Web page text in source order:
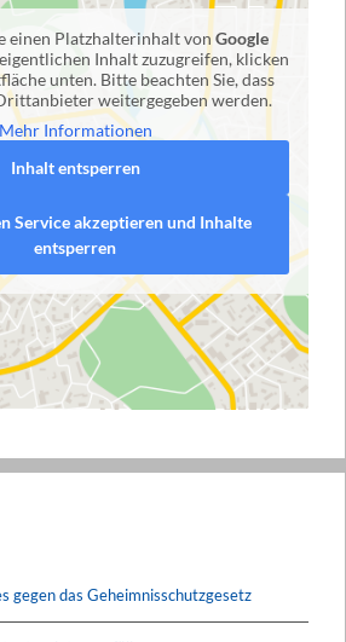
einen Platzhalterinhalt von Google
Inhalt zuzugreifen, klicken
unten. Bitte beachten Sie, dass
weitergegeben werden.
Mehr Informationen
Inhalt entsperren
Service akzeptieren und Inhalte
entsperren
gegen das Geheimnisschutzgesetz